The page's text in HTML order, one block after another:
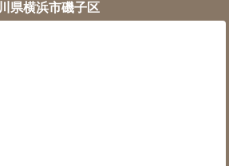
県横浜市磯子区